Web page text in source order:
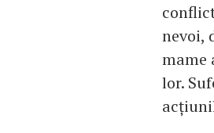
nevoi,
mame
lor.